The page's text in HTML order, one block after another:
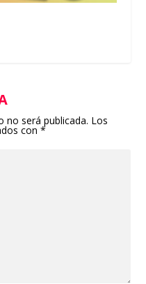
no será publicada. Los
con*